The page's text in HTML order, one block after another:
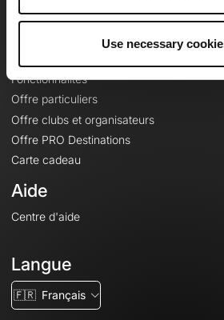
Use necessary
Fonctionnalités
Offre particuliers
Offre clubs et organisateurs
Offre PRO Destinations
Carte cadeau
Aide
Centre d'aide
Langue
🇫🇷 Français